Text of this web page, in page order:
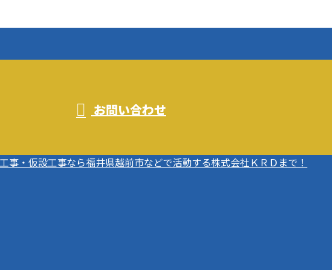
お問い合わせ